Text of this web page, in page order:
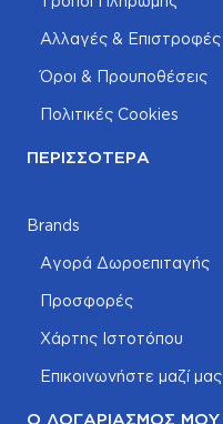
Αλλαγές & Επιστροφές
Όροι & Προυποθέσεις
Πολιτικές Cookies
ΠΕΡΙΣΣΌΤΕΡΑ
Brands
Αγορά Δωροεπιταγής
Προσφορές
Χάρτης Ιστοτόπου
Επικοινωνήστε μαζί μας
Ο ΛΟΓΑΡΙΑΣΜΌΣ ΜΟΥ